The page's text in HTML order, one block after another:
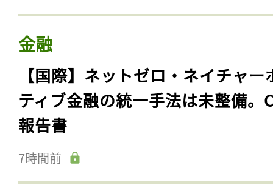
金融
【国際】ネットゼロ・ネイチャー
ティブ金融の統一手法は未整備。
報告書
7時間前